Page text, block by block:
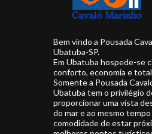
Bem vindo a Pousada
Ubatuba-SP.
Em Ubatuba hospede-se
conforto, economia e
Somente a Pousada
Ubatuba tem o privilégio
proporcionar uma vista
do mar e ao mesmo tempo
comodidade de estar